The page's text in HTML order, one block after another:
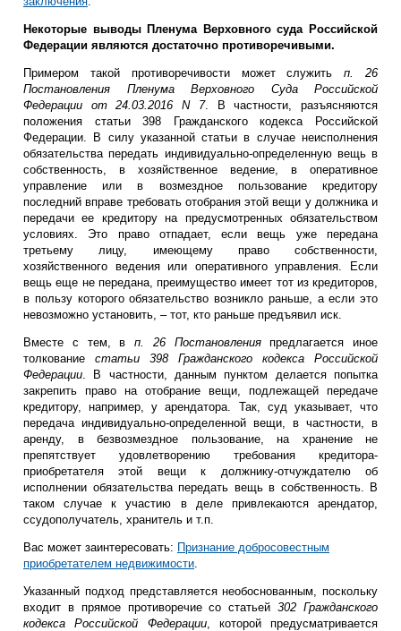
Некоторые выводы Пленума Верховного суда Российской
Федерации являются достаточно противоречивыми.
Примером такой противоречивости может служитьп. 26
Постановления Пленума Верховного Суда Российской
Федерации от 24.03.2016 N 7. В частности, разъясняются
положения статьи 398 Гражданского кодекса Российской
Федерации. В силу указанной статьи в случае неисполнения
обязательства передать индивидуально-определенную вещь в
собственность, в хозяйственное ведение, в оперативное
управление или в возмездное пользование кредитору
последний вправе требовать отобрания этой вещи у должника и
передачи ее кредитору на предусмотренных обязательством
условиях. Это право отпадает, если вещь уже передана
третьему лицу, имеющему право собственности,
хозяйственного ведения или оперативного управления. Если
вещь еще не передана, преимущество имеет тот из кредиторов,
в пользу которого обязательство возникло раньше, а если это
невозможно установить, ‒ тот, кто раньше предъявил иск.
Вместе с тем, в п. 26 Постановленияпредлагается иное
толкование статьи 398 Гражданского кодекса Российской
Федерации . В частности, данным пунктом делается попытка
закрепить право на отобрание вещи, подлежащей передаче
кредитору, например, у арендатора. Так, суд указывает, что
передача индивидуально-определенной вещи, в частности, в
аренду, в безвозмездное пользование, на хранение не
препятствует удовлетворению требования кредитора-
приобретателя этой вещи к должнику-отчуждателю об
исполнении обязательства передать вещь в собственность. В
таком случае к участию в деле привлекаются арендатор,
ссудополучатель, хранитель и т.п.
Вас может заинтересовать: Признание добросовестным
приобретателем недвижимости
Указанный подход представляется необоснованным, поскольку
входит в прямое противоречие со статьей302 Гражданского
кодекса Российской Федерации, которой предусматривается